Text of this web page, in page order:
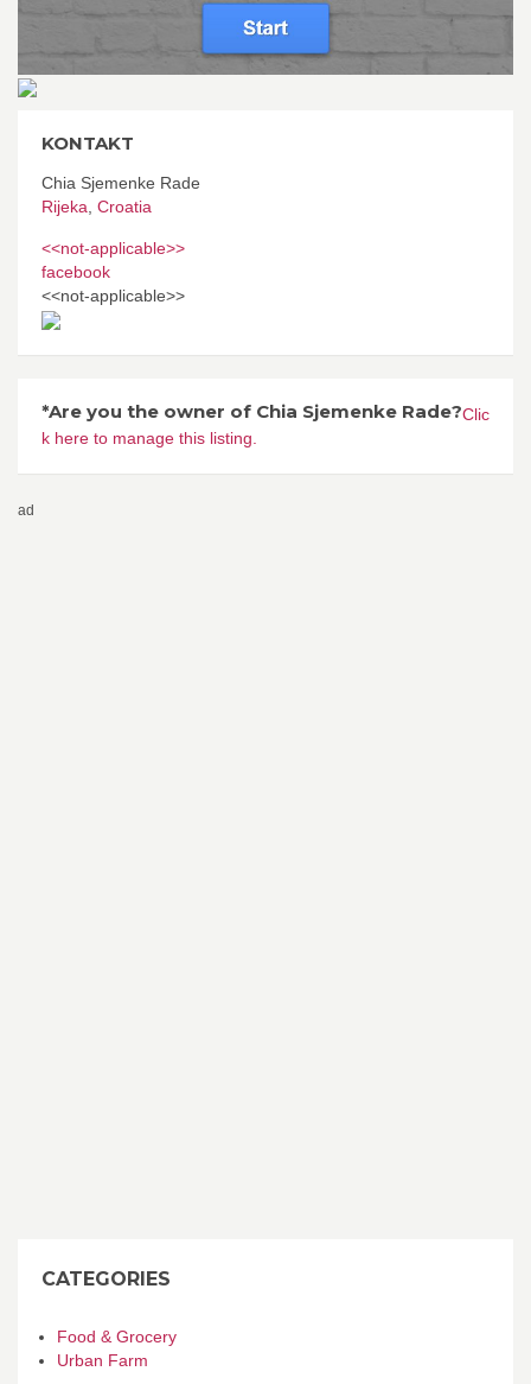
KONTAKT
Chia Sjemenke Rade
Rijeka Croatia
<<not-applicable>>
facebook
<<not-applicable>>
*Are you the owner of Chia Sjemenke Rade?Clic
k here to manage this listing.
ad
CATEGORIES
Food & Grocery
Urban Farm